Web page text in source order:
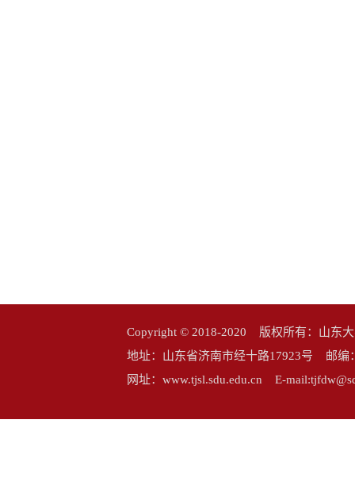
Copyright © 2018-2020 版权所有：山东
地址：山东省济南市经十路17923号 邮
网址：www.tjsl.sdu.edu.cn E-